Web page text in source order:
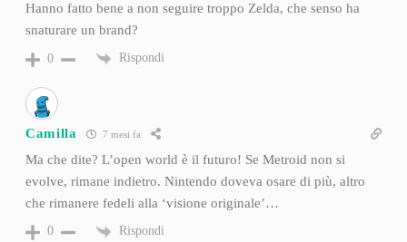
Hanno fatto bene a non seguire troppo Zelda, che senso ha
snaturare un brand?
0 Rispondi
Camilla 7 mesi fa
Ma che dite? L’open world è il futuro! Se Metroid non si
evolve, rimane indietro. Nintendo doveva osare di più, altro
che rimanere fedeli alla ‘visione originale’…
0 Rispondi